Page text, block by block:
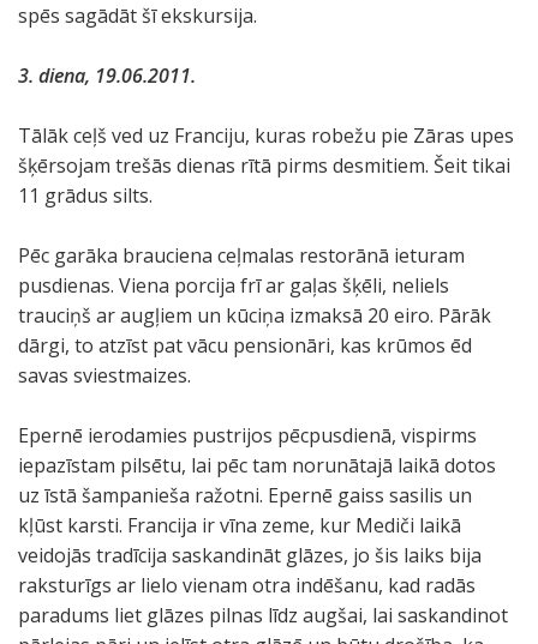
spēs sagādāt šī ekskursija.
3. diena, 19.06.2011.
Tālāk ceļš ved uz Franciju, kuras robežu pie Zāras upes
šķērsojam trešās dienas rītā pirms desmitiem. Šeit tikai
11 grādus silts.
Pēc garāka brauciena ceļmalas restorānā ieturam
pusdienas. Viena porcija frī ar gaļas šķēli, neliels
trauciņš ar augļiem un kūciņa izmaksā 20 eiro. Pārāk
dārgi, to atzīst pat vācu pensionāri, kas krūmos ēd
savas sviestmaizes.
Epernē ierodamies pustrijos pēcpusdienā, vispirms
iepazīstam pilsētu, lai pēc tam norunātajā laikā dotos
uz īstā šampanieša ražotni. Epernē gaiss sasilis un
kļūst karsti. Francija ir vīna zeme, kur Mediči laikā
veidojās tradīcija saskandināt glāzes, jo šis laiks bija
raksturīgs ar lielo vienam otra indēšanu, kad radās
paradums liet glāzes pilnas līdz augšai, lai saskandinot